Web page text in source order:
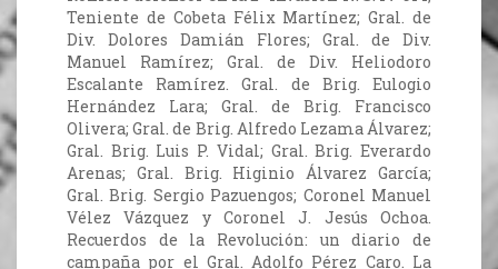
Teniente de Cobeta Félix Martínez; Gral. de
Div. Dolores Damián Flores; Gral. de Div.
Manuel Ramírez; Gral. de Div. Heliodoro
Escalante Ramírez. Gral. de Brig. Eulogio
Hernández Lara; Gral. de Brig. Francisco
Olivera; Gral. de Brig. Alfredo Lezama Álvarez;
Gral. Brig. Luis P. Vidal; Gral. Brig. Everardo
Arenas; Gral. Brig. Higinio Álvarez García;
Gral. Brig. Sergio Pazuengos; Coronel Manuel
Vélez Vázquez y Coronel J. Jesús Ochoa.
Recuerdos de la Revolución: un diario de
campaña por el Gral. Adolfo Pérez Caro. La